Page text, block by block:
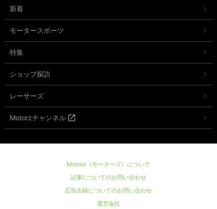
新着
モータースポーツ
特集
ショップ探訪
レーサーズ
Motorzチャンネル
Motorz（モーターズ）について
記事についてのお問い合わせ
広告出稿についてのお問い合わせ
運営会社